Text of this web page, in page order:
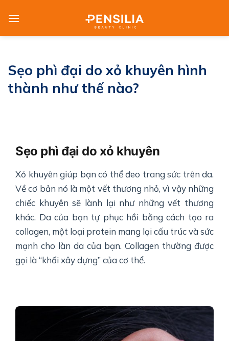
Sẹo phì đại do xỏ khuyên hình
thành như thế nào?
Sẹo phì đại do xỏ khuyên
Xỏ khuyên giúp bạn có thể đeo trang sức trên da.
Về cơ bản nó là một vết thương nhỏ, vì vậy những
chiếc khuyên sẽ lành lại như những vết thương
khác. Da của bạn tự phục hồi bằng cách tạo ra
collagen, một loại protein mang lại cấu trúc và sức
mạnh cho làn da của bạn. Collagen thường được
gọi là “khối xây dựng” của cơ thể.